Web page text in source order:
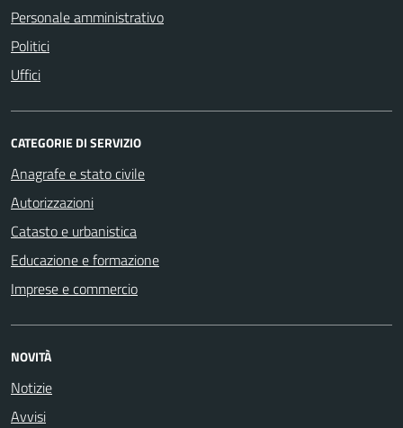
Personale amministrativo
Politici
Uffici
CATEGORIE DI SERVIZIO
Anagrafe e stato civile
Autorizzazioni
Catasto e urbanistica
Educazione e formazione
Imprese e commercio
NOVITÀ
Notizie
Avvisi